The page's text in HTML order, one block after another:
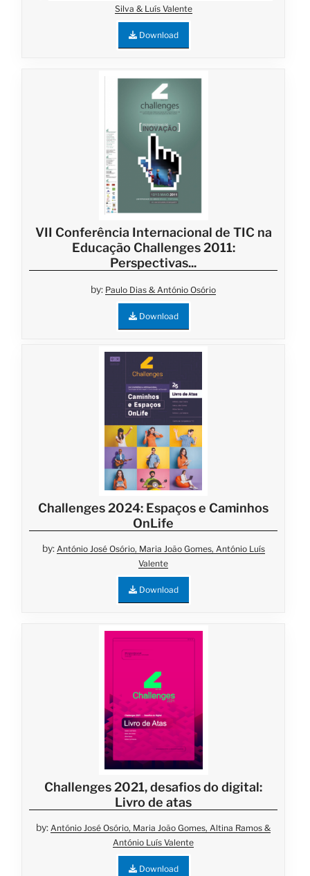
Silva & Luís Valente
Download
VII Conferência Internacional de TIC na
Educação Challenges 2011:
Perspectivas...
by: Paulo Dias & António Osório
Download
Challenges 2024: Espaços e Caminhos
OnLife
by: António José Osório, Maria João Gomes, António Luís
Valente
Download
Challenges 2021, desafios do digital:
Livro de atas
by: António José Osório, Maria João Gomes, Altina Ramos &
António Luís Valente
Download